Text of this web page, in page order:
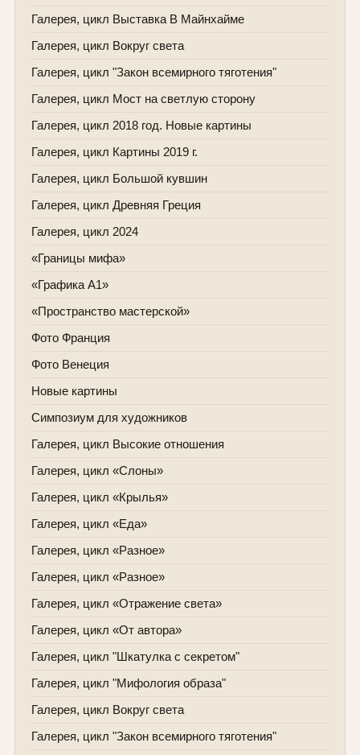
Галерея, цикл Выставка В Майнхайме
Галерея, цикл Вокруг света
Галерея, цикл "Закон всемирного тяготения"
Галерея, цикл Мост на светлую сторону
Галерея, цикл 2018 год. Новые картины
Галерея, цикл Картины 2019 г.
Галерея, цикл Большой кувшин
Галерея, цикл Древняя Греция
Галерея, цикл 2024
«Границы мифа»
«Графика А1»
«Пространство мастерской»
Фото Франция
Фото Венеция
Новые картины
Симпозиум для художников
Галерея, цикл Высокие отношения
Галерея, цикл «Слоны»
Галерея, цикл «Крылья»
Галерея, цикл «Еда»
Галерея, цикл «Разное»
Галерея, цикл «Разное»
Галерея, цикл «Отражение света»
Галерея, цикл «От автора»
Галерея, цикл "Шкатулка с секретом"
Галерея, цикл "Мифология образа"
Галерея, цикл Вокруг света
Галерея, цикл "Закон всемирного тяготения"